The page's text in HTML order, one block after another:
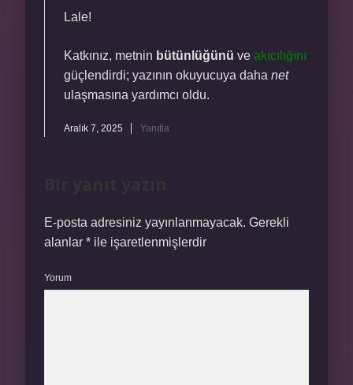
Lale!
Katkınız, metnin bütünlüğünü ve akıcılığını
güçlendirdi; yazının okuyucuya daha net
ulaşmasına yardımcı oldu.
Aralık 7, 2025 Yanıtla
E-posta adresiniz yayınlanmayacak. Gerekli
alanlar * ile işaretlenmişlerdir
Yorum